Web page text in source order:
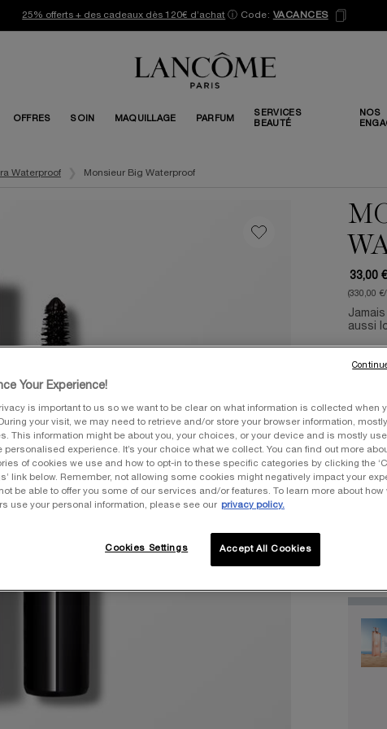
25% offerts + des cadeaux dès 120€ d’achat ⓘ Code: VACANCES
OFFRES SOIN MAQUILLAGE PARFUM
SERVICES
BEAUTÉ
NOS
Waterproof Monsieur Big Waterproof
33,00 €
(330,00
aussi
Noir, 1
Your Experience!
is important to us so we want to be clear on what information is collected when
your visit, we may need to retrieve and/or store your browser information,
This information might be about you, your choices, or your device and is mostly
personalised experience. It’s your choice what we collect. You can find out more
of cookies we use and how to opt-in to these specific categories by clicking the
link below. Remember, not allowing some cookies might negatively impact your
be able to offer you some of our services and/or features. To learn more about how
use your personal information, please see our
privacy policy.
Cookies Settings Accept All Cookies